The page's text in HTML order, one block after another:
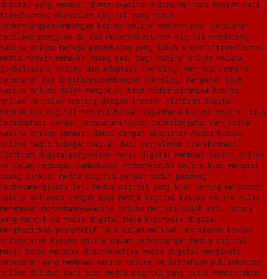
digital yang semakin dinamiskasino online menjadi bagian dari
transformasi ekosistem digital yang terus
berkembangperkembangan kasino online mencerminkan perubahan
perilaku pengguna di era modernekosistem digital mendorong
kasino online menuju pendekatan yang lebih inovatiftransformasi
media modern membuka ruang baru bagi kasino online secara
globalkasino online dan adaptasi teknologi menjadi cerminan
perubahan era digitalperkembangan teknologi mengubah arah
kasino online dalam mengikuti tren moderndinamika kasino
online berjalan seiring dengan inovasi platform digital
terkiniera digital memperlihatkan bagaimana kasino online terus
beradaptasi dengan perubahaninovasi berkelanjutan menjadikan
kasino online semakin dekat dengan ekosistem modernkasino
online hadir sebagai bagian dari perjalanan transformasi
platform digitalpergeseran media digital membawa kasino online
ke dalam berbagai pembahasan modernkasino online kini mengisi
ruang diskusi media digital dengan sudut pandang
berbedamengikuti laju media digital yang kian sering menyoroti
kasino onlinedi tengah arus media digital kasino online mulai
menemukan momentumnyakasino online menjadi salah satu narasi
yang muncul di media digital masa kinimedia digital
menghadirkan perspektif lain dalam melihat perjalanan kasino
onlinejejak kasino online dalam perkembangan media digital
masih terus menarik disimakketika media digital mengikuti
perubahan yang membawa kasino online ke perhatian publikkasino
online dilihat dari sisi media digital yang terus menciptakan